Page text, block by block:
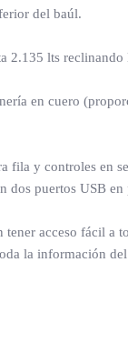
del baúl.
2.135 lts
en cuero
y controles en
puertos USB
acceso fácil
la información